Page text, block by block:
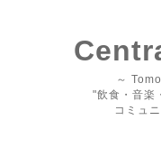
～
"飲食・音楽
コミュ